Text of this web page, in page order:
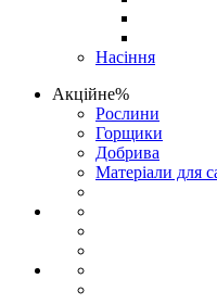
Насіння
Акційне%
Рослини
Горщики
Добрива
Матеріали для